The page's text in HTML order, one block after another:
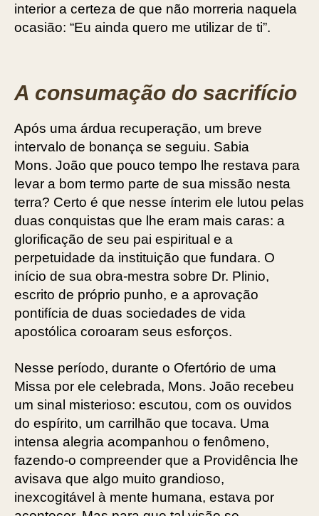
interior a certeza de que não morreria naquela
ocasião: “Eu ainda quero me utilizar de ti”.
A consumação do sacrifício
Após uma árdua recuperação, um breve
intervalo de bonança se seguiu. Sabia
Mons. João que pouco tempo lhe restava para
levar a bom termo parte de sua missão nesta
terra? Certo é que nesse ínterim ele lutou pelas
duas conquistas que lhe eram mais caras: a
glorificação de seu pai espiritual e a
perpetuidade da instituição que fundara. O
início de sua obra-mestra sobre Dr. Plinio,
escrito de próprio punho, e a aprovação
pontifícia de duas sociedades de vida
apostólica coroaram seus esforços.
Nesse período, durante o Ofertório de uma
Missa por ele celebrada, Mons. João recebeu
um sinal misterioso: escutou, com os ouvidos
do espírito, um carrilhão que tocava. Uma
intensa alegria acompanhou o fenômeno,
fazendo-o compreender que a Providência lhe
avisava que algo muito grandioso,
inexcogitável à mente humana, estava por